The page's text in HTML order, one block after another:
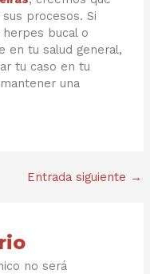
procesos. Si
bucal o
en tu salud general,
tu caso en tu
una
Entrada siguiente →
no será